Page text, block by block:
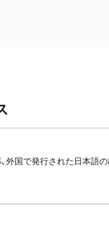
外国で発行された日本語の